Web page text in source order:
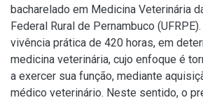
bacharelado em Medicina Veterinária
Federal Rural de Pernambuco
vivência prática de 420 horas, em
medicina veterinária, cujo enfoque é
a exercer sua função, mediante
médico veterinário. Neste sentido, o